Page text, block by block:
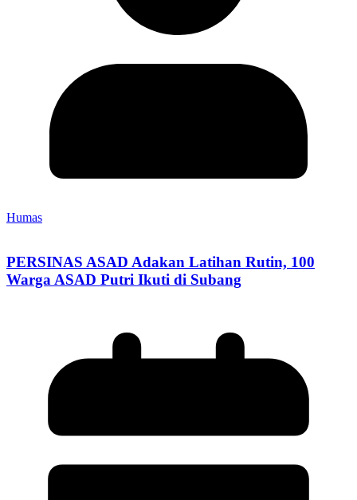
Humas
PERSINAS ASAD Adakan Latihan Rutin, 100
Warga ASAD Putri Ikuti di Subang